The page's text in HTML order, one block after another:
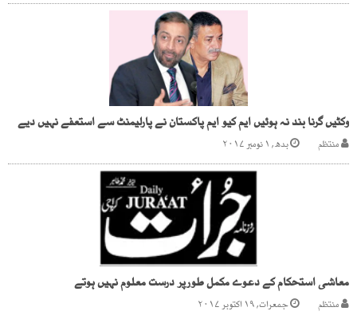
وکٹیں گرنا بند نہ ہوئیں ایم کیو ایم پاکستان نے پارلیمنٹ سے استعفے نہیں دیے
منتظم بدھ, ۱ نومبر ۲۰۱۷
معاشی استحکام کے دعوے مکمل طورپر درست معلوم نہیں ہوتے
منتظم جمعرات, ۱۹ اکتوبر ۲۰۱۷